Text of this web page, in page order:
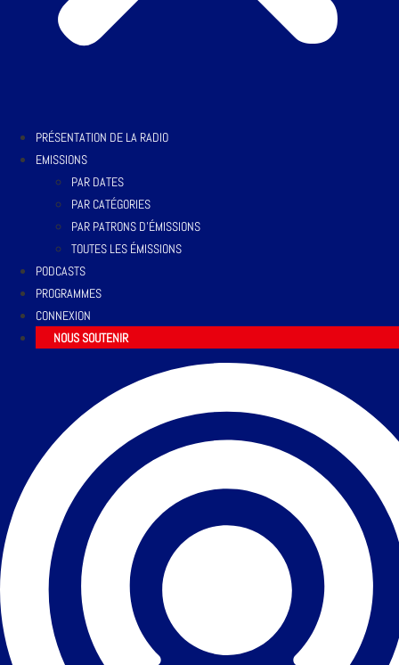
PRÉSENTATION DE LA RADIO
EMISSIONS
PAR DATES
PAR CATÉGORIES
PAR PATRONS D’ÉMISSIONS
TOUTES LES ÉMISSIONS
PODCASTS
PROGRAMMES
CONNEXION
NOUS SOUTENIR